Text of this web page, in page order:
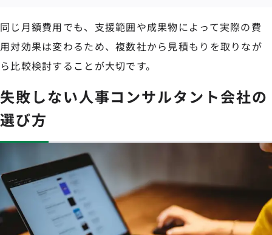
同じ月額費用でも、支援範囲や成果物によって実際の費
用対効果は変わるため、複数社から見積もりを取りなが
ら比較検討することが大切です。
失敗しない人事コンサルタント会社の
選び方